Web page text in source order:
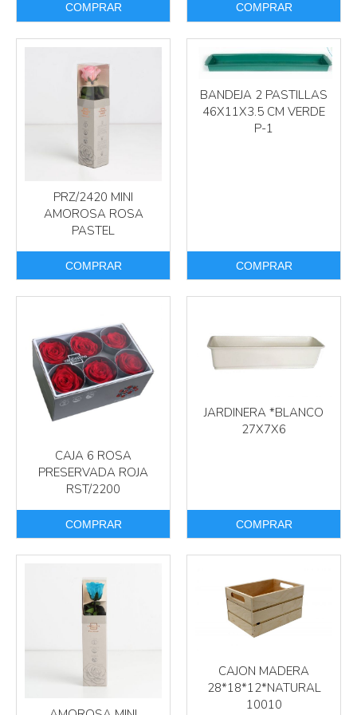
COMPRAR COMPRAR
PRZ/2420 MINI
AMOROSA ROSA
PASTEL
COMPRAR
BANDEJA 2 PASTILLAS
46X11X3.5 CM VERDE
P-1
COMPRAR
CAJA 6 ROSA
PRESERVADA ROJA
RST/2200
COMPRAR
JARDINERA *BLANCO
27X7X6
COMPRAR
CAJON MADERA
28*18*12*NATURAL
10010
Más info